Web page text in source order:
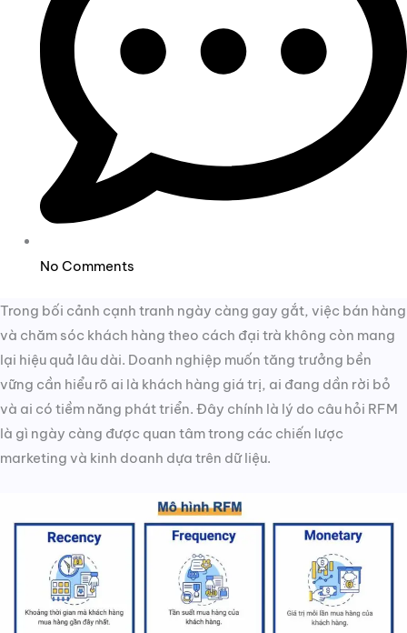
No Comments
Trong bối cảnh cạnh tranh ngày càng gay gắt, việc bán hàng
và chăm sóc khách hàng theo cách đại trà không còn mang
lại hiệu quả lâu dài. Doanh nghiệp muốn tăng trưởng bền
vững cần hiểu rõ ai là khách hàng giá trị, ai đang dần rời bỏ
và ai có tiềm năng phát triển. Đây chính là lý do câu hỏi RFM
là gì ngày càng được quan tâm trong các chiến lược
marketing và kinh doanh dựa trên dữ liệu.